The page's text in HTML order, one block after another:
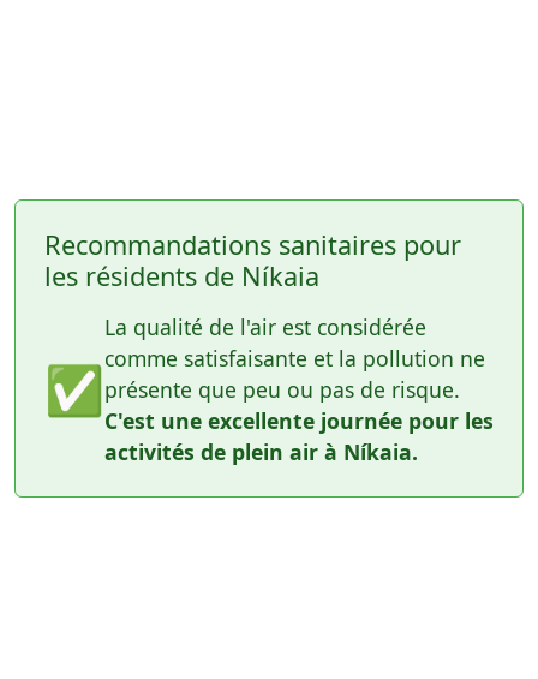
Recommandations sanitaires pour
les résidents de Níkaia
✅
La qualité de l'air est considérée
comme satisfaisante et la pollution ne
présente que peu ou pas de risque.
C'est une excellente journée pour les
activités de plein air à Níkaia.